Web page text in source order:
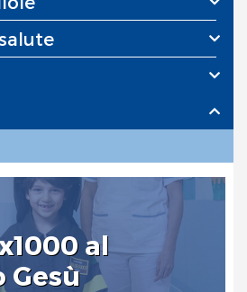
al
Gesù